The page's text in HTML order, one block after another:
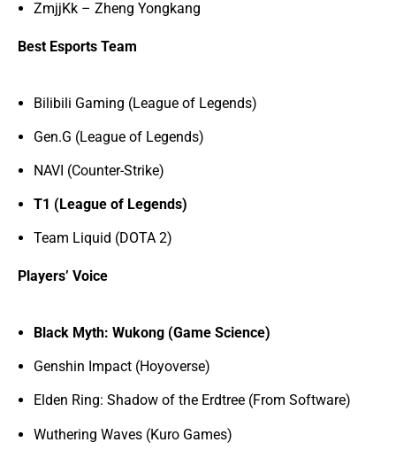
ZmjjKk – Zheng Yongkang
Best Esports Team
Bilibili Gaming (League of Legends)
Gen.G (League of Legends)
NAVI (Counter-Strike)
T1 (League of Legends)
Team Liquid (DOTA 2)
Players’ Voice
Black Myth: Wukong (Game Science)
Genshin Impact (Hoyoverse)
Elden Ring: Shadow of the Erdtree (From Software)
Wuthering Waves (Kuro Games)